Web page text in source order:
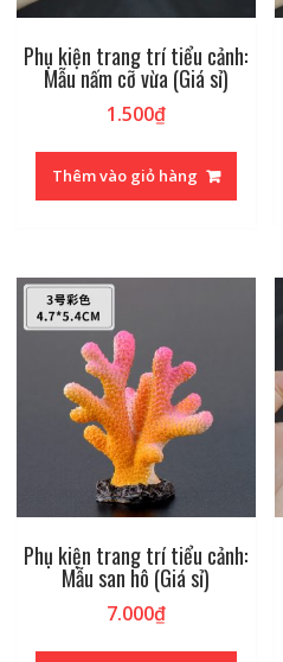
Phụ kiện trang trí tiểu cảnh:
Mẫu nấm cỡ vừa (Giá sỉ)
1.500₫
Thêm vào giỏ hàng
Phụ kiện trang trí tiểu cảnh:
Mẫu san hô (Giá sỉ)
7.000₫